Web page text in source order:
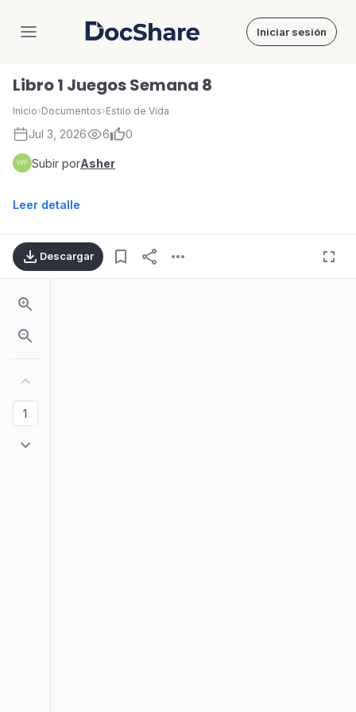
DocShare Iniciar sesión
Libro 1 Juegos Semana 8
Inicio›Documentos›Estilo de Vida
Jul 3, 2026 6 0
Subir porAsher
Leer detalle
Descargar